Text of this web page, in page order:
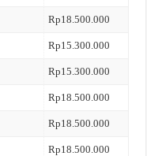
Rp18.500.000
Rp15.300.000
Rp15.300.000
Rp18.500.000
Rp18.500.000
Rp18.500.000